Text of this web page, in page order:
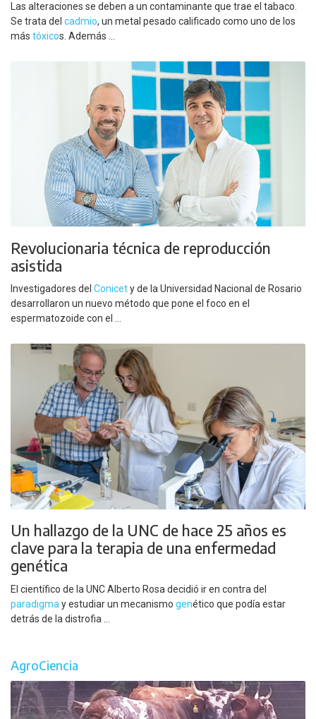
Las alteraciones se deben a un contaminante que trae el tabaco.
Se trata del cadmio, un metal pesado calificado como uno de los
más tóxicos. Además ...
Revolucionaria técnica de reproducción
asistida
Investigadores del Conicety de la Universidad Nacional de Rosario
desarrollaron un nuevo método que pone el foco en el
espermatozoide con el ...
Un hallazgo de la UNC de hace 25 años es
clave para la terapia de una enfermedad
genética
El científico de la UNC Alberto Rosa decidió ir en contra del
paradigma y estudiar un mecanismo genético que podía estar
detrás de la distrofia ...
AgroCiencia